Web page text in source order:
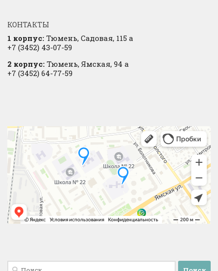
КОНТАКТЫ
1 корпус: Тюмень, Садовая, 115 а
+7 (3452) 43-07-59
2 корпус: Тюмень, Ямская, 94 а
+7 (3452) 64-77-59
Найти: